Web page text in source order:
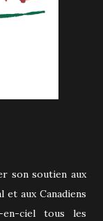
son soutien aux
aux Canadiens
en-ciel tous les